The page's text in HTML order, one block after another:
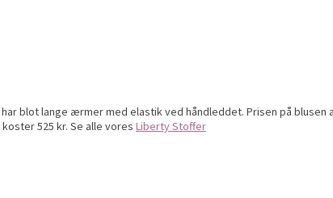
blot lange ærmer med elastik ved håndleddet. Prisen på
525 kr. Se alle vores Liberty Stoffer